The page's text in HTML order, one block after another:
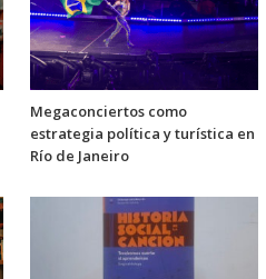
Megaconciertos como
estrategia política y turística en
Río de Janeiro